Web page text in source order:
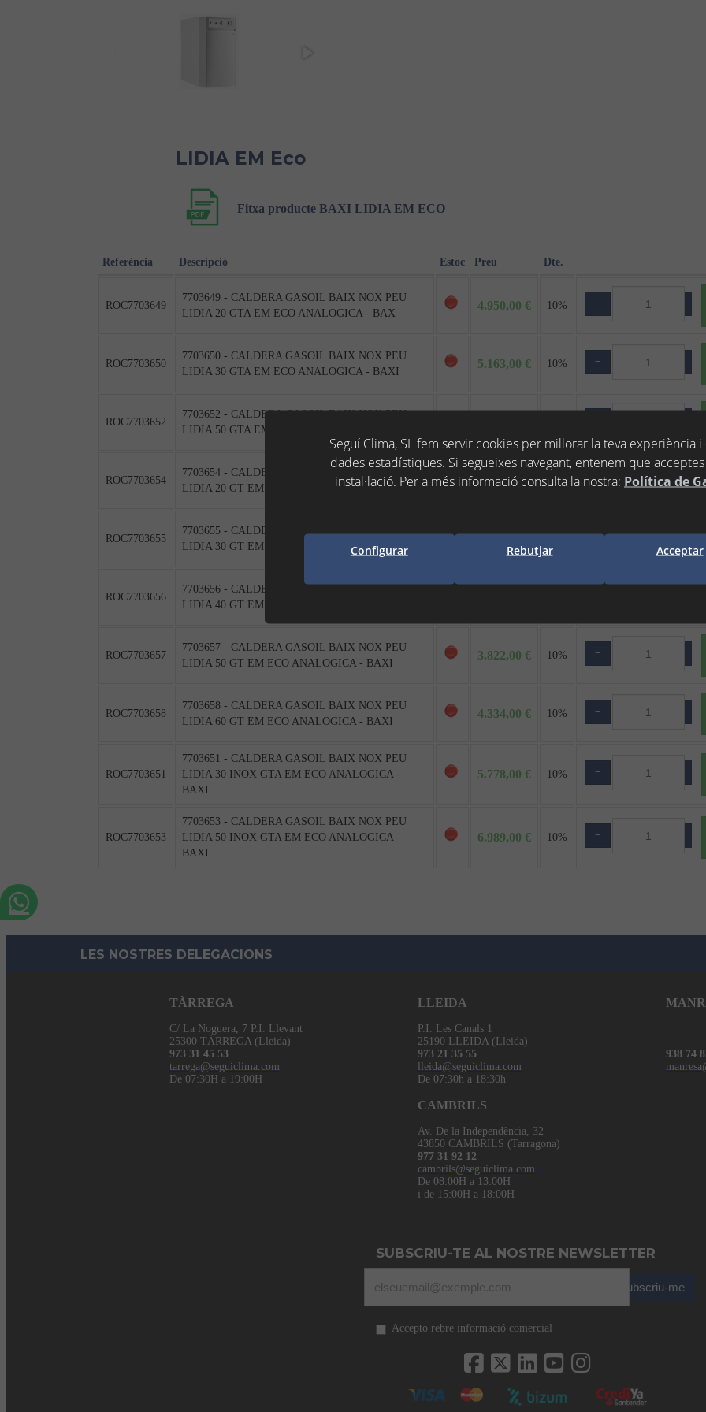
LIDIA EM Eco
Fitxa producte BAXI LIDIA EM ECO
Referència Descripció Estoc Preu Dte.
ROC7703649
7703649 - CALDERA GASOIL BAIX NOX PEU
LIDIA 20 GTA EM ECO ANALOGICA - BAX
4.950,00 € 10% −
ROC7703650
7703650 - CALDERA GASOIL BAIX NOX PEU
LIDIA 30 GTA EM ECO ANALOGICA - BAXI
5.163,00 € 10% −
ROC7703652
7703652 - CALDERA GASOIL BAIX NOX PEU
LIDIA 50 GTA EM ECO ANALOGICA - BAXI
ROC7703654
7703654 - CALDERA GASOIL BAIX NOX PEU
LIDIA 20 GT EM ECO ANALOGICA - BAXI
2.835,00 € 10% − +
ROC7703655
7703655 - CALDERA GASOIL BAIX NOX PEU
LIDIA 30 GT EM ECO ANALOGICA - BAXI
3.064,00 € − +
ROC7703656
7703656 - CALDERA GASOIL BAIX NOX PEU
LIDIA 40 GT EM ECO ANALOGICA - BAXI
ROC7703657
7703657 - CALDERA GASOIL BAIX NOX PEU
LIDIA 50 GT EM ECO ANALOGICA - BAXI
3.822,00 € 10% −
ROC7703658
7703658 - CALDERA GASOIL BAIX NOX PEU
LIDIA 60 GT EM ECO ANALOGICA - BAXI
4.334,00 € 10% −
ROC7703651
7703651 - CALDERA GASOIL BAIX NOX PEU
LIDIA 30 INOX GTA EM ECO ANALOGICA -
BAXI
5.778,00 € 10% −
ROC7703653
7703653 - CALDERA GASOIL BAIX NOX PEU
LIDIA 50 INOX GTA EM ECO ANALOGICA -
BAXI
6.989,00 € 10% −
LES NOSTRES DELEGACIONS
TÀRREGA
C/ La Noguera, 7 P.I. Llevant
25300 TÀRREGA (Lleida)
973 31 45 53
tarrega@seguiclima.com
De 07:30H a 19:00H
LLEIDA
P.I. Les Canals 1
25190 LLEIDA (Lleida)
973 21 35 55
lleida@seguiclima.com
De 07:30h a 18:30h
938 74
CAMBRILS
Av. De la Independència, 32
43850 CAMBRILS (Tarragona)
977 31 92 12
cambrils@seguiclima.com
De 08:00H a 13:00H
i de 15:00H a 18:00H
SUBSCRIU-TE AL NOSTRE NEWSLETTER
Subscriu-me
Accepto rebre informació comercial
Seguí Clima, SL fem servir cookies per millorar la teva experiència
dades estadístiques. Si segueixes navegant, entenem que acceptes
instal·lació. Per a més informació consulta la nostra: Política de
Configurar Rebutjar Acceptar